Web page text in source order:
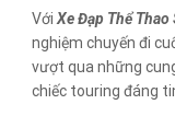
Với Xe Đạp Thể
nghiệm chuyến đi
vượt qua những
chiếc touring đáng